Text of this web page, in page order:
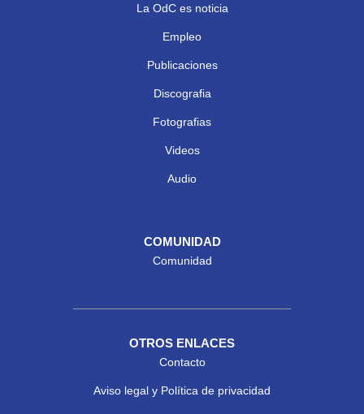
La OdC es noticia
Empleo
Publicaciones
Discografia
Fotografias
Videos
Audio
COMUNIDAD
Comunidad
OTROS ENLACES
Contacto
Aviso legal y Política de privacidad